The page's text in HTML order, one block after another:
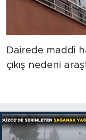
Dairede maddi
çıkış nedeni